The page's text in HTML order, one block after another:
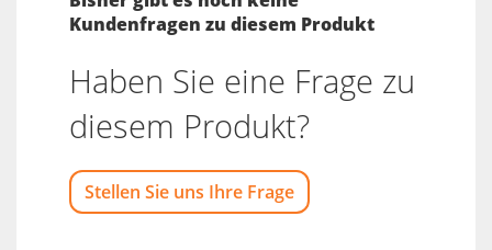
Kundenfragen zu diesem Produkt
Haben Sie eine Frage zu
diesem Produkt?
Stellen Sie uns Ihre Frage